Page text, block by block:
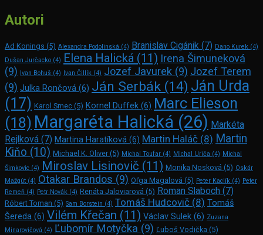
Autori
Ad Konings (5) Alexandra Podolinská (4) Branislav Cigánik (7) Dano Kurek (4)
Dušan Jurčacko (4) Elena Halická (11) Irena Šimuneková
(9) Ivan Bohuš (4) Ivan Čillík (4) Jozef Javurek (9) Jozef Terem
(9) Julka Rončová (6) Ján Serbák (14) Ján Urda
(17) Karol Srnec (5) Kornel Duffek (6) Marc Elie­son
(18) Margaréta Halická (26) Markéta
Rejlková (7) Martina Haratíková (6) Martin Haláč (8) Martin
Kiňo (10) Michael K. Oliver (5) Michal Toufar (4) Michal Uriča (4) Michal
Šimkovic (4) Miroslav Lisinovič (11) Monika Nosková (5) Oskár
Mažgút (4) Otakar Brandos (9) Oľga Magalová (5) Peter Kaclík (4) Peter
Remeň (4) Petr Novák (4) Renáta Jaloviarová (5) Roman Slaboch (7)
Róbert Toman (5) Sam Bors­tein (4) Tomáš Hudcovič (8) Tomáš
Šereda (6) Vilém Křečan (11) Václav Sulek (6) Zuzana
Minarovičová (4) Ľubomír Motyčka (9) Ľuboš Vodička (5)